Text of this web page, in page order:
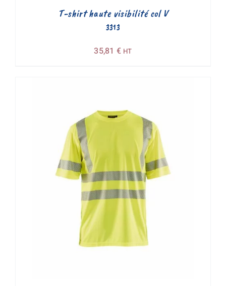
3313
T-shirt haute visibilité col V
35,81 € HT